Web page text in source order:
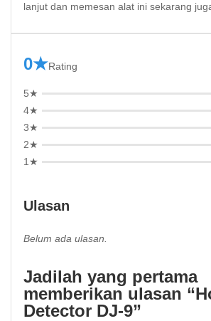
lanjut dan memesan alat ini sekarang
0★Rating
5★
4★
3★
2★
1★
Ulasan
Belum ada ulasan.
Jadilah yang pertama
memberikan ulasan
Detector DJ-9”